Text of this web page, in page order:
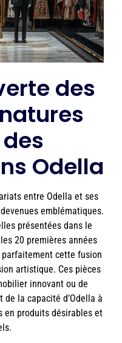
des
Odella
entre Odella et ses
emblématiques.
présentées dans le
20 premières années
cette fusion
artistique. Ces pièces
innovant ou de
la capacité d’Odella à
en produits désirables et